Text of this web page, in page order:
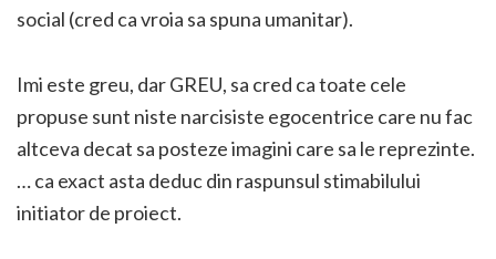
social (cred ca vroia sa spuna umanitar).
Imi este greu, dar GREU, sa cred ca toate cele
propuse sunt niste narcisiste egocentrice care nu fac
altceva decat sa posteze imagini care sa le reprezinte.
… ca exact asta deduc din raspunsul stimabilului
initiator de proiect.